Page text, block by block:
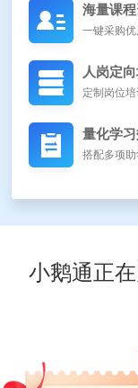
海量课
一键采购
人岗定向
定制岗位
量化学
搭配多项
小鹅通正